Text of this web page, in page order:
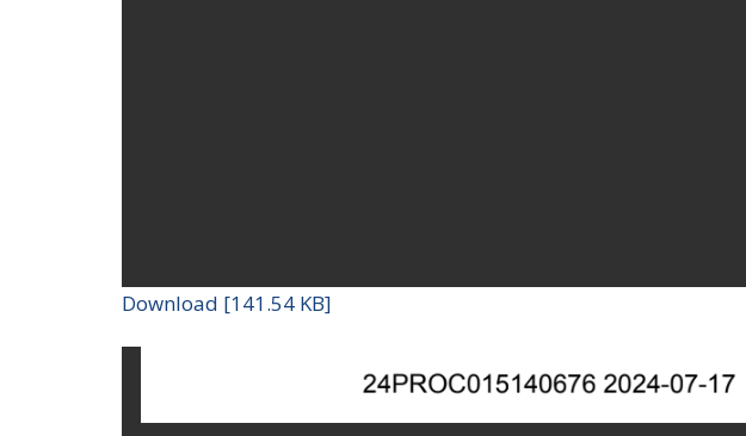
Download [141.54 KB]